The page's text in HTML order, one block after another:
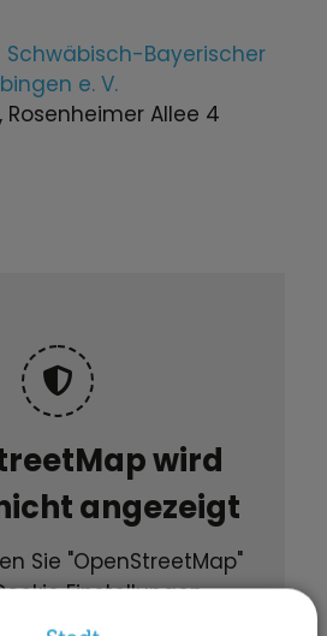
Schwäbisch-Bayerischer
e. V.
Allee 4
wird
angezeigt
Sie "OpenStreetMap"
Einstellungen.